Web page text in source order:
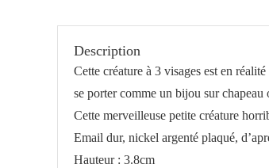
Description
Cette créature à 3 visages est en
se porter comme un bijou sur
Cette merveilleuse petite créature
Email dur, nickel argenté plaqué,
Hauteur : 3.8cm